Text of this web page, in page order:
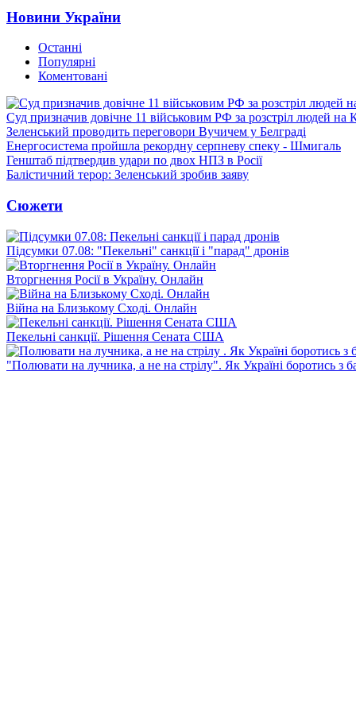
Новини України
Останні
Популярні
Коментовані
Суд призначив довічне 11 військовим РФ за розстріл людей на
Зеленський проводить переговори Вучичем у Белграді
Енергосистема пройшла рекордну серпневу спеку - Шмигаль
Генштаб підтвердив удари по двох НПЗ в Росії
Балістичний терор: Зеленський зробив заяву
Сюжети
Підсумки 07.08: "Пекельні" санкції і "парад" дронів
Вторгнення Росії в Україну. Онлайн
Війна на Близькому Сході. Онлайн
Пекельні санкції. Рішення Сената США
"Полювати на лучника, а не на стрілу". Як Україні боротись з